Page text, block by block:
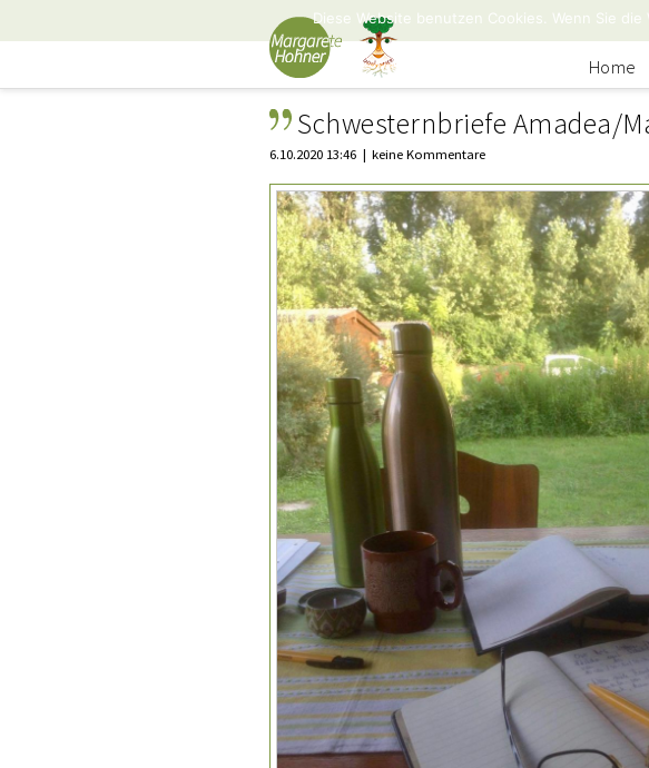
Home
Schwesternbriefe Amadea/
6.10.2020 13:46 keine Kommentare
Diese Website benutzen Cookies. Wenn Sie